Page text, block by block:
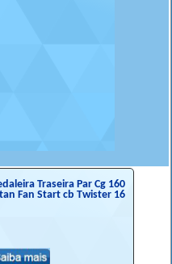
Traseira Par Cg 160
Fan Start cb Twister 16